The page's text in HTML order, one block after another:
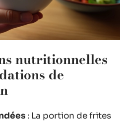
nutritionnelles
de
: La portion de frites